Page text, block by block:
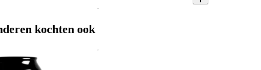
kochten ook